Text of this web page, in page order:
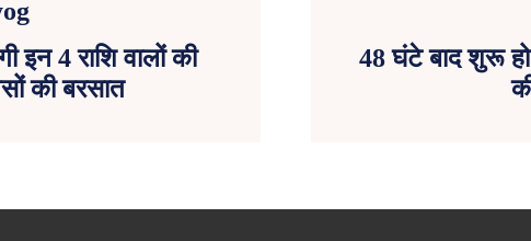
इन 4 राशि वालों की
की बरसात
48 घंटे बाद शुरू हो